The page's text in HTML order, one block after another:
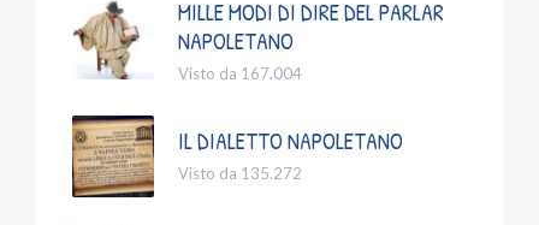
MILLE MODI DI DIRE DEL PARLAR
NAPOLETANO
Visto da 167.004
IL DIALETTO NAPOLETANO
Visto da 135.272